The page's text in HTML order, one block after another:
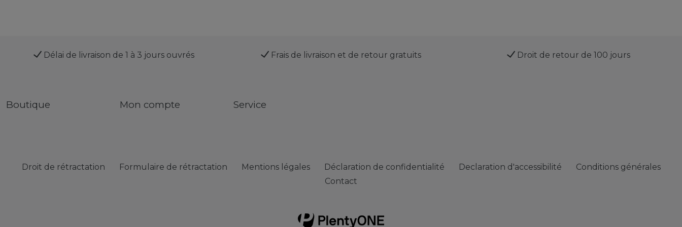
Délai de livraison de 1 à 3 jours ouvrés Frais de livraison et de retour gratuits Droit de retour de 100 jours
Boutique Mon compte Service
Droit de rétractation Formulaire de rétractation Mentions légales Déclaration de confidentialité Declaration d'accessibilité
Conditions générales
Contact